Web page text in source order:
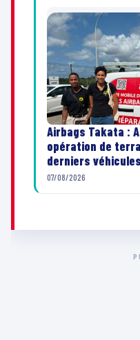
Airbags Takata :
opération de
derniers
07/08/2026